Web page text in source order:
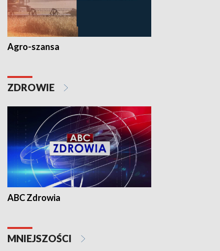
Agro-szansa
ZDROWIE
ABC Zdrowia
MNIEJSZOŚCI